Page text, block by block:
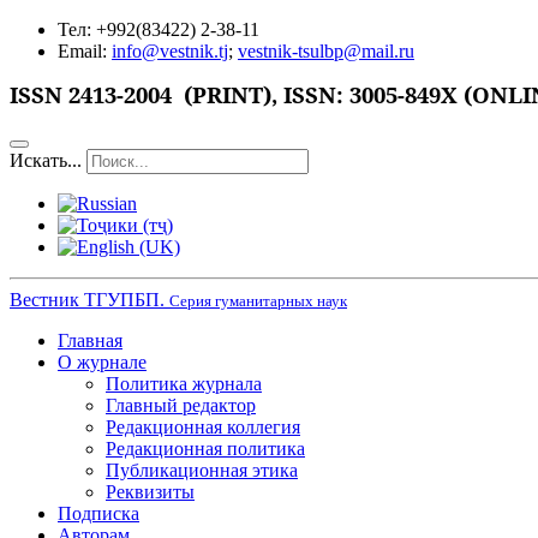
Тел: +992(83422) 2-38-11
Email: info@vestnik.tj; vestnik-tsulbp@mail.ru
ISSN 2413-2004 (PRINT), ISSN: 3005-849X
Искать...
Вестник ТГУПБП. Серия гуманитарных наук
Главная
О журнале
Политика журнала
Главный редактор
Редакционная коллегия
Редакционная политика
Публикационная этика
Реквизиты
Подписка